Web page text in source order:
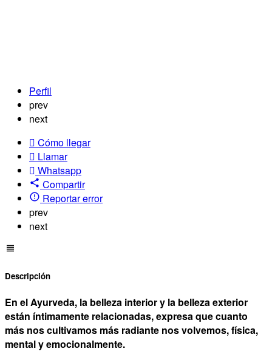
Perfil
prev
next
Cómo llegar
Llamar
Whatsapp
Compartir
Reportar error
prev
next
Descripción
En el Ayurveda, la belleza interior y la belleza exterior
están íntimamente relacionadas, expresa que cuanto
más nos cultivamos más radiante nos volvemos, física,
mental y emocionalmente.